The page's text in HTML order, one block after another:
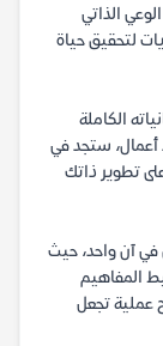
الذاتي
لتحقيق حياة
الكاملة
أعمال، ستجد في
تطوير ذاتك
في آن واحد، حيث
المفاهيم
عملية تجعل